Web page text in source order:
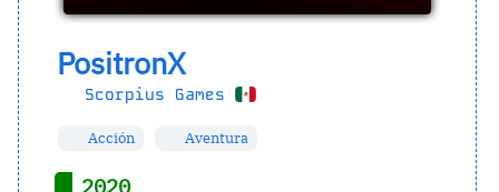
PositronX
Scorpius Games
Acción Aventura
2020